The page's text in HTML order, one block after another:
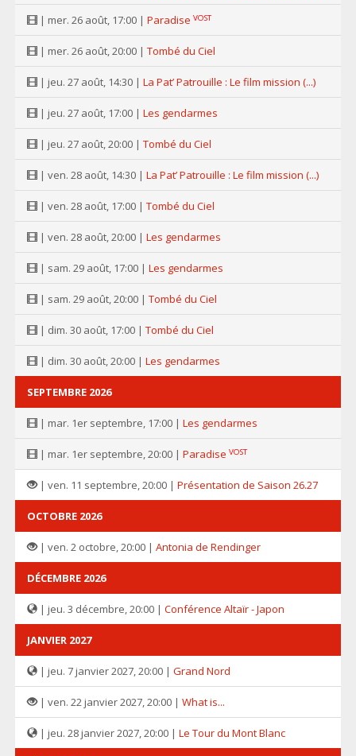
| mer. 26 août, 17:00 | Paradise VOST
| mer. 26 août, 20:00 | Tombé du Ciel
| jeu. 27 août, 14:30 | La Pat’ Patrouille : Le film mission (...)
| jeu. 27 août, 17:00 | Les gendarmes
| jeu. 27 août, 20:00 | Tombé du Ciel
| ven. 28 août, 14:30 | La Pat’ Patrouille : Le film mission (...)
| ven. 28 août, 17:00 | Tombé du Ciel
| ven. 28 août, 20:00 | Les gendarmes
| sam. 29 août, 17:00 | Les gendarmes
| sam. 29 août, 20:00 | Tombé du Ciel
| dim. 30 août, 17:00 | Tombé du Ciel
| dim. 30 août, 20:00 | Les gendarmes
SEPTEMBRE 2026
| mar. 1er septembre, 17:00 | Les gendarmes
| mar. 1er septembre, 20:00 | Paradise VOST
| ven. 11 septembre, 20:00 | Présentation de Saison 26.27
OCTOBRE 2026
| ven. 2 octobre, 20:00 | Antonia de Rendinger
DÉCEMBRE 2026
| jeu. 3 décembre, 20:00 | Conférence Altaïr - Japon
JANVIER 2027
| jeu. 7 janvier 2027, 20:00 | Grand Nord
| ven. 22 janvier 2027, 20:00 | What is...
| jeu. 28 janvier 2027, 20:00 | Le Tour du Mont Blanc